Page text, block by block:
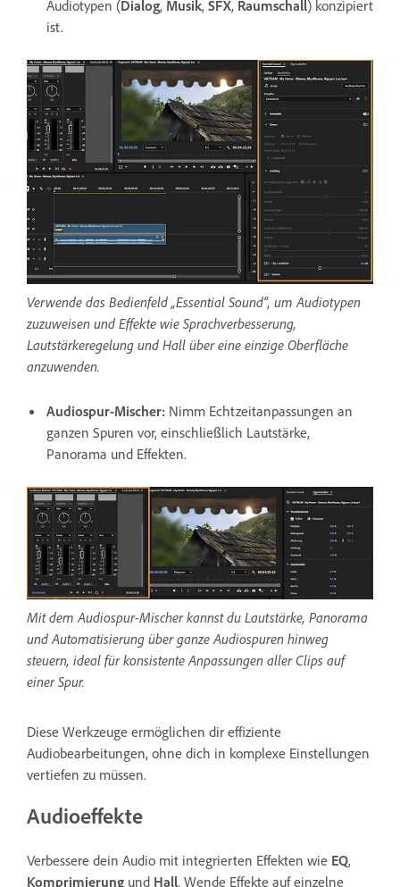
Audiotypen (Dialog, Musik, SFX, Raumschall) konzipiert
ist.
Verwende das Bedienfeld „Essential Sound“, um Audiotypen
zuzuweisen und Effekte wie Sprachverbesserung,
Lautstärkeregelung und Hall über eine einzige Oberfläche
anzuwenden.
Audiospur-Mischer: Nimm Echtzeitanpassungen an
ganzen Spuren vor, einschließlich Lautstärke,
Panorama und Effekten.
Mit dem Audiospur-Mischer kannst du Lautstärke, Panorama
und Automatisierung über ganze Audiospuren hinweg
steuern, ideal für konsistente Anpassungen aller Clips auf
einer Spur.
Diese Werkzeuge ermöglichen dir effiziente
Audiobearbeitungen, ohne dich in komplexe Einstellungen
vertiefen zu müssen.
Audioeffekte
Verbessere dein Audio mit integrierten Effekten wie EQ,
Komprimierung und Hall. Wende Effekte auf einzelne